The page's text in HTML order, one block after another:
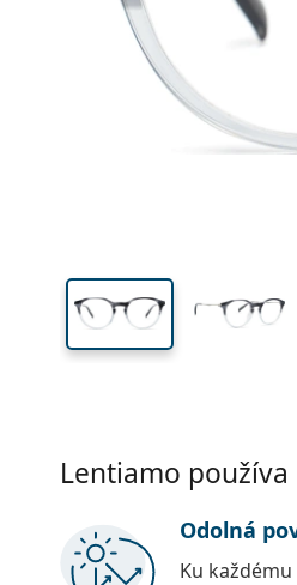
44 mm
Výška očnice
Lentiamo
Odolná
Ku